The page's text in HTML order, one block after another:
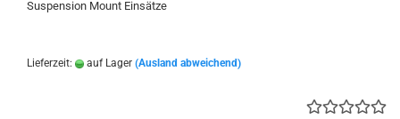
Suspension Mount Einsätze
Lieferzeit: auf Lager (Ausland abweichend)